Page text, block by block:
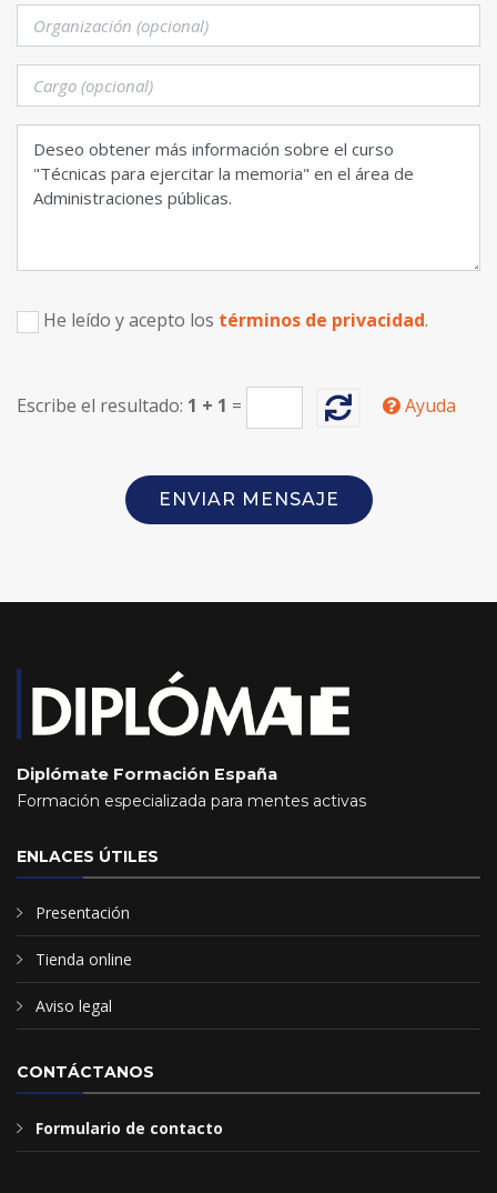
He leído y acepto los términos de privacidad.
Escribe el resultado: 1 + 1 = Ayuda
ENVIAR MENSAJE
Diplómate Formación España
Formación especializada para mentes activas
ENLACES ÚTILES
Presentación
Tienda online
Aviso legal
CONTÁCTANOS
Formulario de contacto